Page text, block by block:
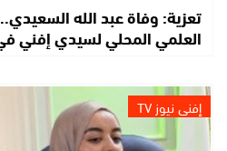
تعزية: وفاة عبد الله
العلمي المحلي لسيدي إفني
إفني نيوز TV